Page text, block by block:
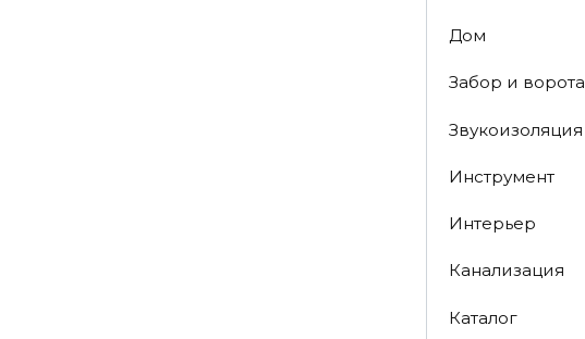
Дом
Забор и ворота
Звукоизоляция
Инструмент
Интерьер
Канализация
Каталог